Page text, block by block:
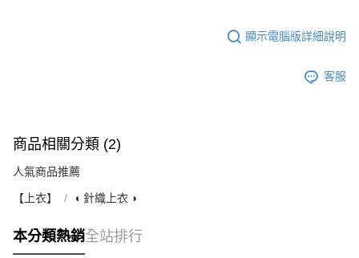
顯示電腦版詳細說明
客服
商品相關分類 (2)
人氣商品推薦
【上衣】 ◖ 針織上衣 ◗
本分類熱銷全站排行